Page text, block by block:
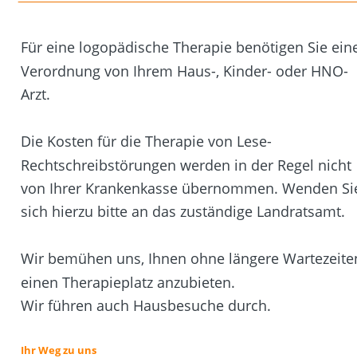
Für eine logopädische Therapie benötigen Sie
Verordnung von Ihrem Haus-, Kinder- oder HNO-
Arzt.
Die Kosten für die Therapie von Lese-
Rechtschreibstörungen werden in der Regel nicht
von Ihrer Krankenkasse übernommen. Wenden
sich hierzu bitte an das zuständige Landratsamt.
Wir bemühen uns, Ihnen ohne längere
einen Therapieplatz anzubieten.
Wir führen auch Hausbesuche durch.
Ihr Weg zu uns